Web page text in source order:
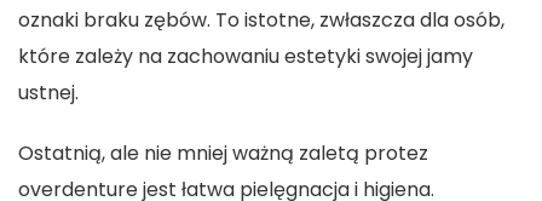
oznaki braku zębów. To istotne, zwłaszcza dla osób,
które zależy na zachowaniu estetyki swojej jamy
ustnej.
Ostatnią, ale nie mniej ważną zaletą protez
overdenture jest łatwa pielęgnacja i higiena.